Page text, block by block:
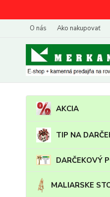
O nás Ako nakupovať
AKCIA
TIP NA
DARČEKOVÝ
MALIARSKE